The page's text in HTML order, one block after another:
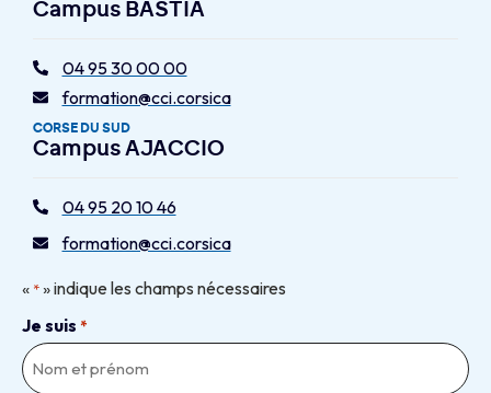
Campus BASTIA
04 95 30 00 00
formation@cci.corsica
CORSE DU SUD
Campus AJACCIO
04 95 20 10 46
formation@cci.corsica
« *» indique les champs nécessaires
Je suis *